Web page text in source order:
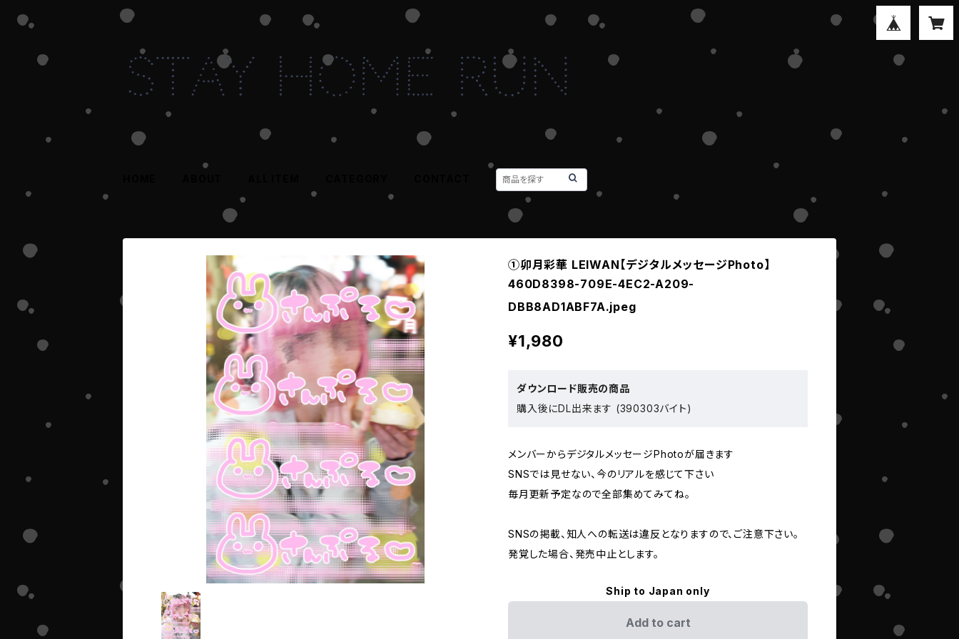
①卯月彩華 LEIWAN【デジタルメッセージPhoto】
460D8398-709E-4EC2-A209-
DBB8AD1ABF7A.jpeg
¥1,980
ダウンロード販売の商品
購入後にDL出来ます (390303バイト)
メンバーからデジタルメッセージPhotoが届きます
SNSでは見せない、今のリアルを感じて下さい
毎月更新予定なので全部集めてみてね。
SNSの掲載、知人への転送は違反となりますので、ご注意下さい。
発覚した場合、発売中止とします。
Ship to Japan only
Add to cart